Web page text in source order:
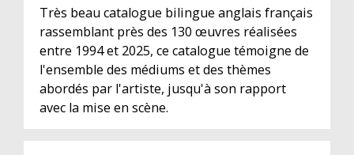
Très beau catalogue bilingue anglais français
rassemblant près des 130 œuvres réalisées
entre 1994 et 2025, ce catalogue témoigne de
l'ensemble des médiums et des thèmes
abordés par l'artiste, jusqu'à son rapport
avec la mise en scène.